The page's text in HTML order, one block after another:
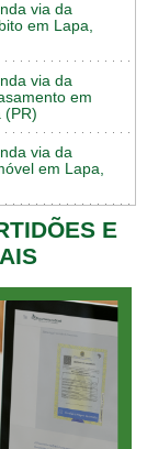
via da
em Lapa,
via da
em
(PR)
via da
em Lapa,
E